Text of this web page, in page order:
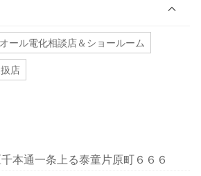
オール電化相談店＆ショールーム
店
本通一条上る泰童片原町６６６